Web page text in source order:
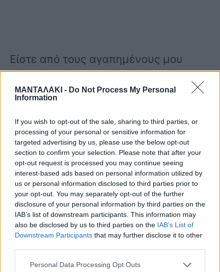
ΜΑΝΤΑΛΑΚΙ - Do Not Process My Personal
Information
If you wish to opt-out of the sale, sharing to third parties, or
processing of your personal or sensitive information for
targeted advertising by us, please use the below opt-out
section to confirm your selection. Please note that after your
opt-out request is processed you may continue seeing
interest-based ads based on personal information utilized by
us or personal information disclosed to third parties prior to
your opt-out. You may separately opt-out of the further
disclosure of your personal information by third parties on the
IAB’s list of downstream participants. This information may
also be disclosed by us to third parties on the IAB’s List of
Downstream Participants that may further disclose it to other
Personal Data Processing Opt Outs
Είστε από τους αγαπημένους μου
Ιστορίας δεν μου άρεσε καθόλου,
φάνηκε ενδιαφέρον. Μακάρι όλοι οι
καθηγητές να ήταν σαν εσάς. Μακάρι
να είστε και του χρόνου. Πάντως αν
δεν είστε να ξέρετε ότι δε θα σας
ξεχάσω ποτέ. Καλό καλοκαίρι με πολύ
αγάπη η μαθήτριά σας…
Δείτε το βίντεο – Συγκινεί το